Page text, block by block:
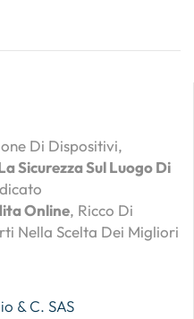
Di Dispositivi,
Sicurezza Sul Luogo Di
Online, Ricco Di
Nella Scelta Dei Migliori
& C. SAS